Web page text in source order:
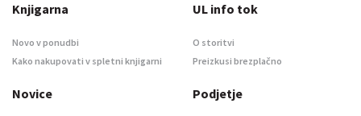
Knjigarna
Novo v ponudbi
Kako nakupovati v spletni knjigarni
UL info tok
O storitvi
Preizkusi brezplačno
Novice Podjetje